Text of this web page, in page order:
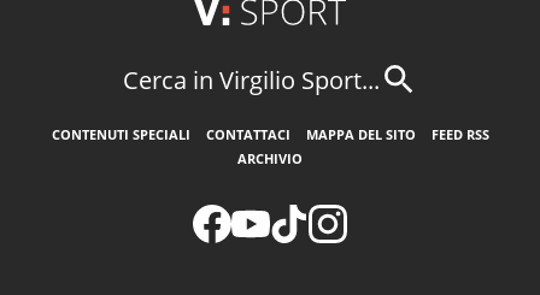
Cerca in Virgilio Sport...
CONTENUTI SPECIALI CONTATTACI MAPPA DEL SITO
FEED RSS
ARCHIVIO